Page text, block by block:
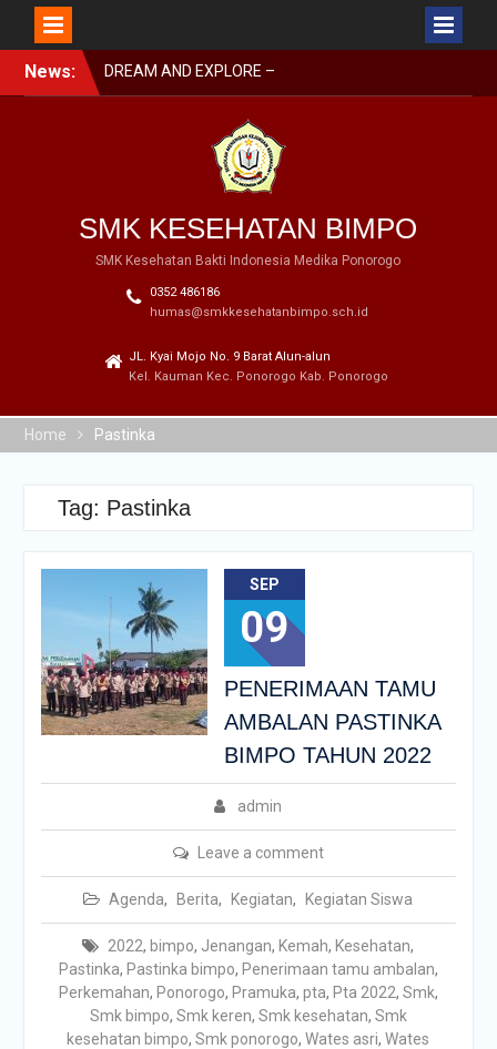
News:
DREAM AND EXPLORE –
MPLS BIMPO 2023
SWASTA FESTIVAL 2023
BARENG BUPATI
GERAK JALAN GARAPAN
DISBUDPARPORA
SMK KESEHATAN BIMPO
SMK Kesehatan Bakti Indonesia Medika Ponorogo
0352 486186
humas@smkkesehatanbimpo.sch.id
JL. Kyai Mojo No. 9 Barat Alun-alun
Kel. Kauman Kec. Ponorogo Kab. Ponorogo
Home Pastinka
Tag: Pastinka
SEP
09
PENERIMAAN TAMU
AMBALAN PASTINKA
BIMPO TAHUN 2022
admin
Leave a comment
Agenda, Berita, Kegiatan, Kegiatan Siswa
2022, bimpo, Jenangan, Kemah, Kesehatan,
Pastinka, Pastinka bimpo, Penerimaan tamu ambalan,
Perkemahan, Ponorogo, Pramuka, pta, Pta 2022, Smk,
Smk bimpo, Smk keren, Smk kesehatan, Smk
kesehatan bimpo,Smk ponorogo,Wates asri,Wates